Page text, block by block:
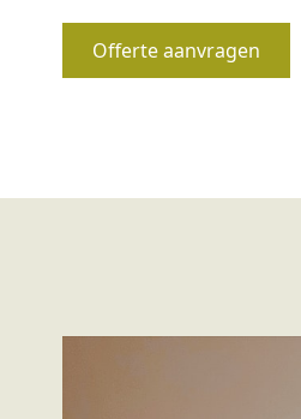
Offerte aanvragen